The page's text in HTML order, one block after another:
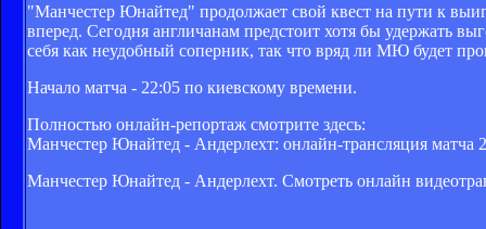
"Манчестер Юнайтед" продолжает свой квест на пути к
вперед. Сегодня англичанам предстоит хотя бы удержать
себя как неудобный соперник, так что вряд ли МЮ будет
Начало матча - 22:05 по киевскому времени.
Полностью онлайн-репортаж смотрите здесь:
Манчестер Юнайтед - Андерлехт: онлайн-трансляция
Манчестер Юнайтед - Андерлехт. Смотреть онлайн